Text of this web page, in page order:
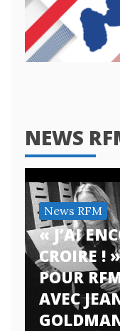
NEWS
News RFM
« J’AI
CROIRE !
POUR
AVEC